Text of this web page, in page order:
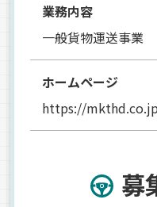
業務内容
一般貨物運送事業
ホームページ
https://
募